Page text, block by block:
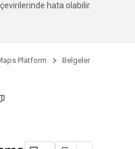
hata olabilir.
Platform
Belgeler